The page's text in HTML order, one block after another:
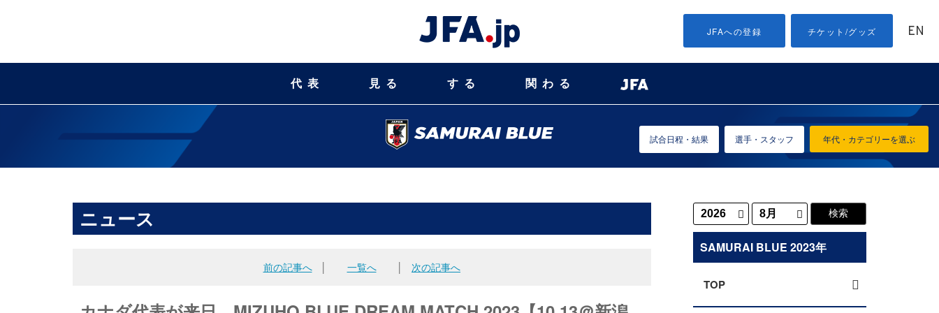
JFAへの登録 チケット/グッズ EN
代表 見る する 関わる
年代・カテゴリーを選ぶ
試合日程・結果 選手・スタッフ
ニュース
前の記事へ│ 一覧へ 次の記事へ
SAMURAI BLUE 2023年
TOP